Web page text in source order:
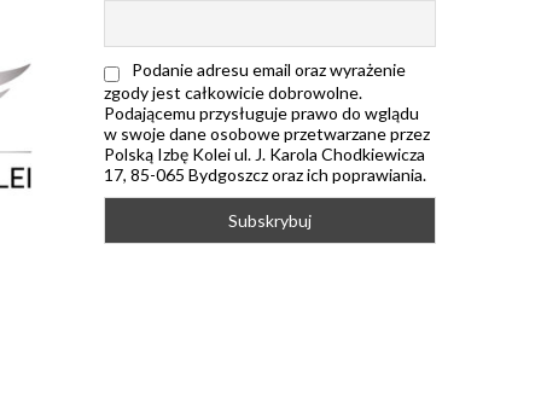
Podanie adresu email oraz wyrażenie
zgody jest całkowicie dobrowolne.
Podającemu przysługuje prawo do wglądu
w swoje dane osobowe przetwarzane przez
Polską Izbę Kolei ul. J. Karola Chodkiewicza
17, 85-065 Bydgoszcz oraz ich poprawiania.